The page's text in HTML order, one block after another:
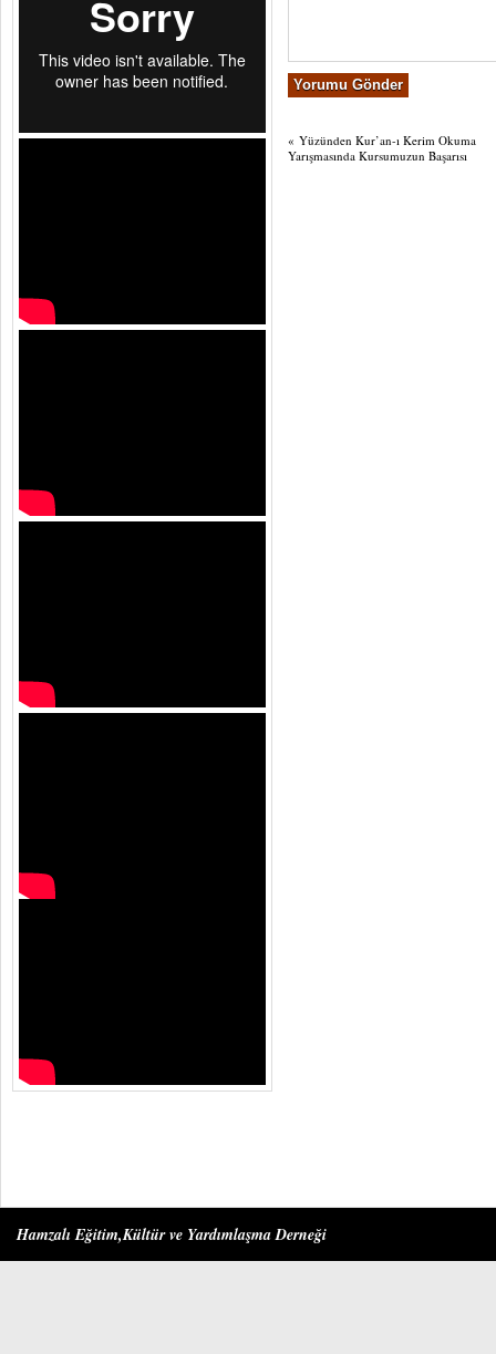
« Yüzünden Kur’an-ı Kerim Okuma
Yarışmasında Kursumuzun Başarısı
Hamzalı Eğitim,Kültür ve Yardımlaşma Derneği